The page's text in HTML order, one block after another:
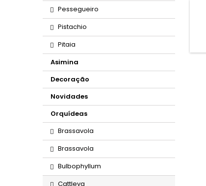
Pessegueiro
Pistachio
Pitaia
Asimina
Decoração
Novidades
Orquídeas
Brassavola
Brassavola
Bulbophyllum
Cattleya